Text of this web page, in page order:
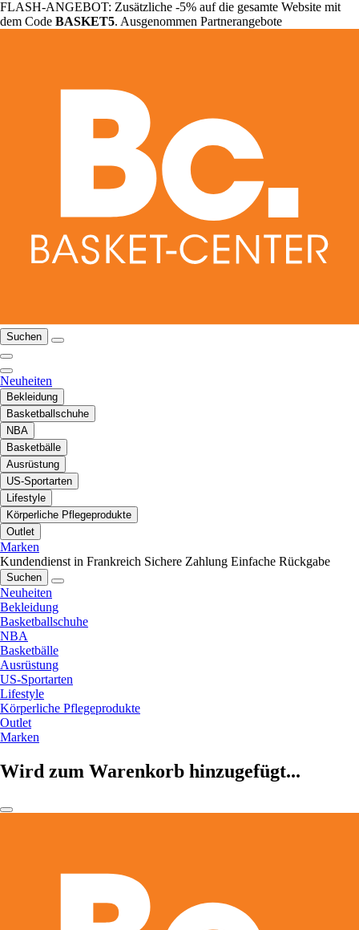
FLASH-ANGEBOT: Zusätzliche -5% auf die gesamte Website mit
dem Code BASKET5. Ausgenommen Partnerangebote
Suchen
Neuheiten
Bekleidung
Basketballschuhe
NBA
Basketbälle
Ausrüstung
US-Sportarten
Lifestyle
Körperliche Pflegeprodukte
Outlet
Marken
Kundendienst in Frankreich Sichere Zahlung Einfache Rückgabe
Suchen
Neuheiten
Bekleidung
Basketballschuhe
NBA
Basketbälle
Ausrüstung
US-Sportarten
Lifestyle
Körperliche Pflegeprodukte
Outlet
Marken
Wird zum Warenkorb hinzugefügt...